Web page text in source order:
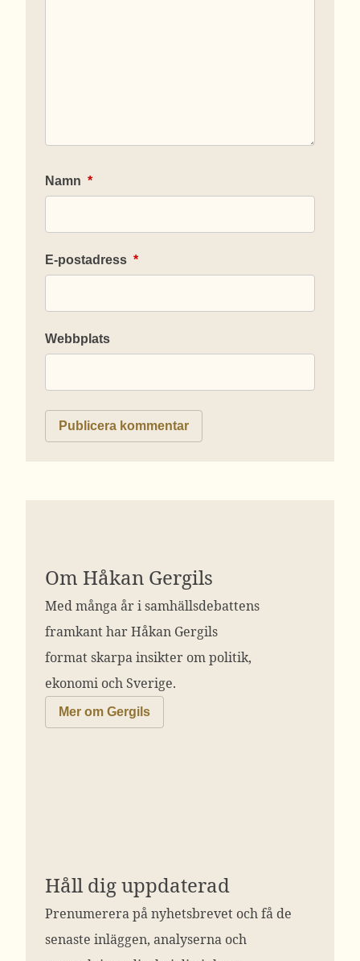
Namn *
E-postadress *
Webbplats
Om Håkan Gergils
Med många år i samhällsdebattens
framkant har Håkan Gergils
format skarpa insikter om politik,
ekonomi och Sverige.
Mer om Gergils
Håll dig uppdaterad
Prenumerera på nyhetsbrevet och få de
senaste inläggen, analyserna och